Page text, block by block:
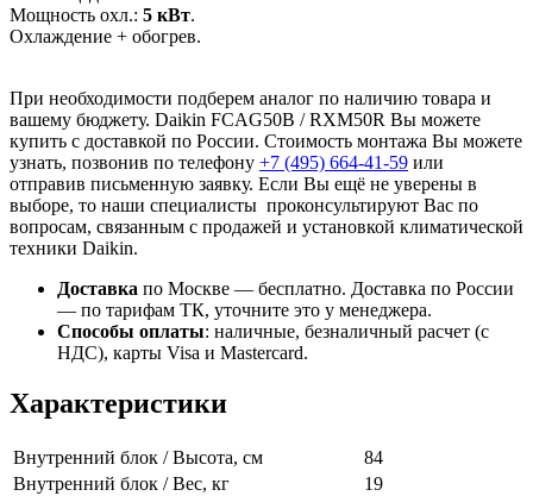
Мощность охл.: 5 кВт.
Охлаждение + обогрев.
При необходимости подберем аналог по наличию товара и
вашему бюджету. Daikin FCAG50B / RXM50R Вы можете
купить с доставкой по России. Стоимость монтажа Вы можете
узнать, позвонив по телефону +7 (495) 664-41-59 или
отправив письменную заявку. Если Вы ещё не уверены в
выборе, то наши специалисты проконсультируют Вас по
вопросам, связанным с продажей и установкой климатической
техники Daikin.
Доставка по Москве — бесплатно. Доставка по России
— по тарифам ТК, уточните это у менеджера.
Способы оплаты: наличные, безналичный расчет (с
НДС), карты Visa и Mastercard.
Характеристики
Внутренний блок / Высота, см
84
Внутренний блок / Вес, кг
19